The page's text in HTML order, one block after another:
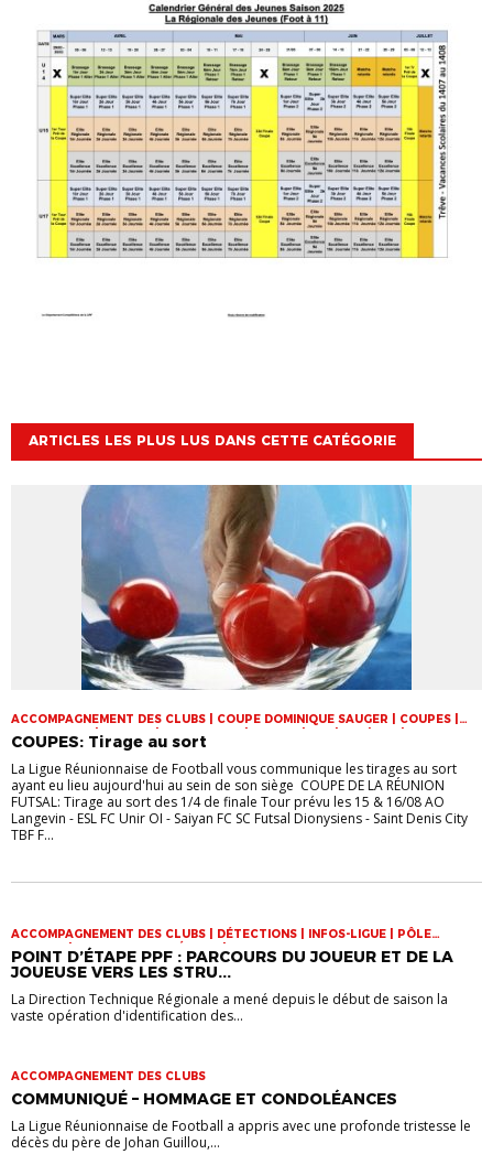
ARTICLES LES PLUS LUS DANS CETTE CATÉGORIE
ACCOMPAGNEMENT DES CLUBS | COUPE DOMINIQUE SAUGER | COUPES |
FOOT LOISIR | FUTSAL | INFOS-LIGUE | JEUNES | U14 | U15 | U17 | VIE DES
CLUBS
COUPES: Tirage au sort
La Ligue Réunionnaise de Football vous communique les tirages au sort
ayant eu lieu aujourd'hui au sein de son siège COUPE DE LA RÉUNION
FUTSAL: Tirage au sort des 1/4 de finale Tour prévu les 15 & 16/08 AO
Langevin - ESL FC Unir OI - Saiyan FC SC Futsal Dionysiens - Saint Denis City
TBF F...
ACCOMPAGNEMENT DES CLUBS | DÉTECTIONS | INFOS-LIGUE | PÔLE
ESPOIRS | SPORT-ETUDE FÉMININ | VIE DES CLUBS
POINT D’ÉTAPE PPF : PARCOURS DU JOUEUR ET DE LA
JOUEUSE VERS LES STRU...
La Direction Technique Régionale a mené depuis le début de saison la
vaste opération d'identification des...
ACCOMPAGNEMENT DES CLUBS
COMMUNIQUÉ – HOMMAGE ET CONDOLÉANCES
La Ligue Réunionnaise de Football a appris avec une profonde tristesse le
décès du père de Johan Guillou,...